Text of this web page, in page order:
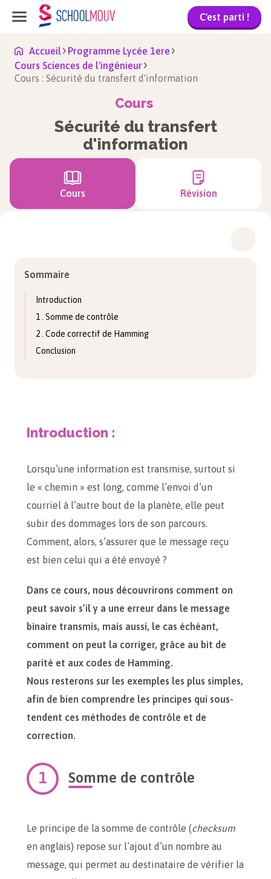
C'est parti !
Accueil
Programme Lycée 1ere
Cours Sciences de l'ingénieur
Cours : Sécurité du transfert d'information
Cours
Sécurité du transfert
d'information
Cours Révision
Sommaire
Introduction
1 . Somme de contrôle
2 . Code correctif de Hamming
Conclusion
Introduction :
Lorsqu’une information est transmise, surtout si
le « chemin » est long, comme l’envoi d’un
courriel à l’autre bout de la planète, elle peut
subir des dommages lors de son parcours.
Comment, alors, s’assurer que le message reçu
est bien celui qui a été envoyé ?
Dans ce cours, nous découvrirons comment on
peut savoir s’il y a une erreur dans le message
binaire transmis, mais aussi, le cas échéant,
comment on peut la corriger, grâce au bit de
parité et aux codes de Hamming.
Nous resterons sur les exemples les plus simples,
afin de bien comprendre les principes qui sous-
tendent ces méthodes de contrôle et de
correction.
Somme de contrôle
Le principe de la somme de contrôle (checksum
en anglais) repose sur l’ajout d’un nombre au
message, qui permet au destinataire de vérifier la